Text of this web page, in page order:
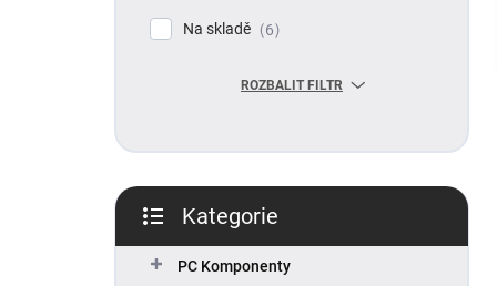
Na skladě 6
ROZBALIT FILTR
kategorie
Kategorie
PC Komponenty